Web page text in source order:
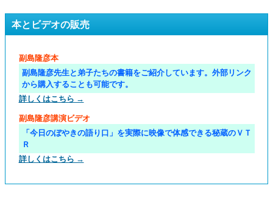
本とビデオの販売
副島隆彦本
副島隆彦先生と弟子たちの書籍をご紹介しています。外部リンク
から購入することも可能です。
詳しくはこちら →
副島隆彦講演ビデオ
「今日のぼやきの語り口」を実際に映像で体感できる秘蔵のＶＴ
Ｒ
詳しくはこちら →